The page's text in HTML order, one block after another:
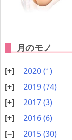
月のモノ
2020(1)
2019(74)
2017(3)
2016(6)
2015(30)